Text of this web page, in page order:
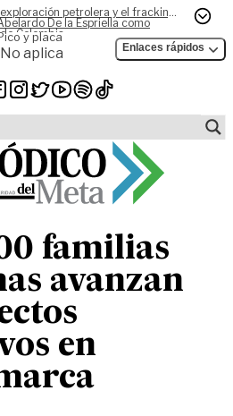
petrolera y el fracking,
De la Espriella como
Colombia
y placa
aplica Enlaces rápidos
familias
avanzan
en